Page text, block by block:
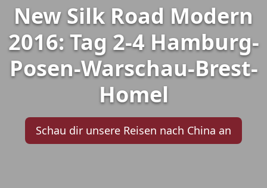
New Silk Road Modern
2016: Tag 2-4 Hamburg-
Posen-Warschau-Brest-
Homel
Schau dir unsere Reisen nach China an